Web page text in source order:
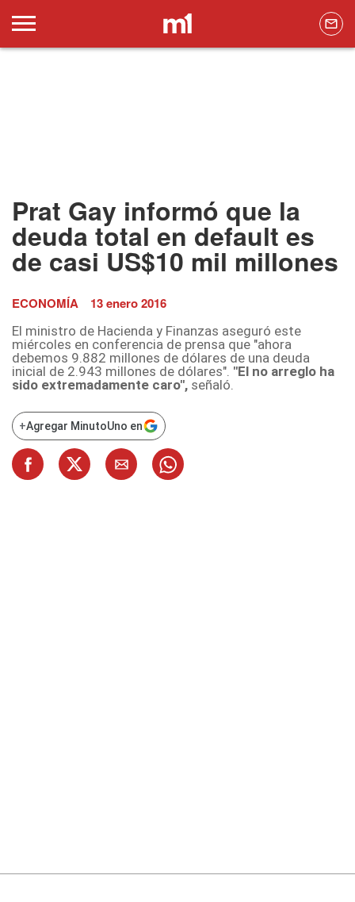
Prat Gay informó que la
deuda total en default es
de casi US$10 mil millones
ECONOMÍA 13 enero 2016
El ministro de Hacienda y Finanzas aseguró este
miércoles en conferencia de prensa que "ahora
debemos 9.882 millones de dólares de una deuda
inicial de 2.943 millones de dólares". "El no arreglo ha
sido extremadamente caro", señaló.
+Agregar MinutoUno en